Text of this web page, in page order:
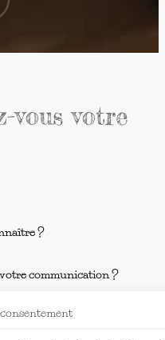
vous votre
?
communication ?
?